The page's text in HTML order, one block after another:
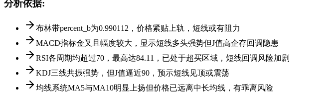
分析依据:
布林带percent_b为0.990112，价格紧贴上轨，短线或有阻力
MACD指标金叉且幅度较大，显示短线多头强势但J值高企存回调隐患
RSI各周期均超过70，最高达84.11，已处于超买区域，短线回调风险加剧
KDJ三线共振强势，但J值逼近90，预示短线见顶或震荡
均线系统MA5与MA10明显上扬但价格已远离中长均线，有乖离风险